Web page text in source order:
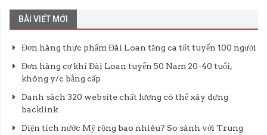
BÀI VIẾT MỚI
Đơn hàng thực phẩm Đài Loan tăng ca tốt tuyển 100 người
Đơn hàng cơ khí Đài Loan tuyển 50 Nam 20-40 tuổi,
không y/c bằng cấp
Danh sách 320 website chất lượng có thể xây dựng
backlink
Diện tích nước Mỹ rộng bao nhiêu? So sánh với Trung